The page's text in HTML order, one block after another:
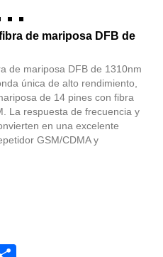
de mariposa DFB de
de mariposa DFB de 1310nm
única de alto rendimiento,
de 14 pines con fibra
La respuesta de frecuencia y
en una excelente
GSM/CDMA y